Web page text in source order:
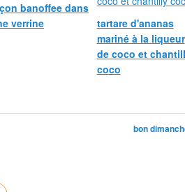
banoffee dans
verrine
tartare d'ananas
mariné à la liqueur
de coco et
coco
bon